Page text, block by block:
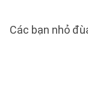
Các bạn nhỏ